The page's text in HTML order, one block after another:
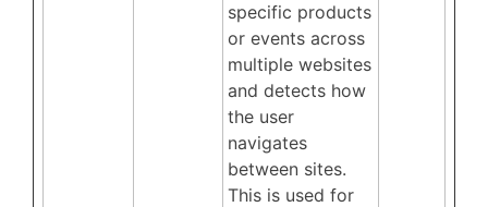
specific products
or events across
multiple websites
and detects how
the user
navigates
between sites.
This is used for